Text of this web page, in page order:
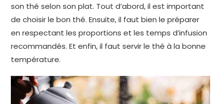
son thé selon son plat. Tout d’abord, il est important
de choisir le bon thé. Ensuite, il faut bien le préparer
en respectant les proportions et les temps d’infusion
recommandés. Et enfin, il faut servir le thé à la bonne
température.